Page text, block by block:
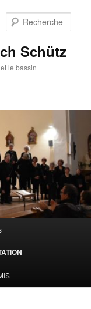
Schütz
le bassin